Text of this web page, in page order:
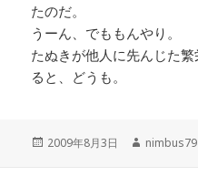
たのだ。
うーん、でももんやり。
たぬきが他人に先んじた
ると、どうも。
投
2009年8月3日
作